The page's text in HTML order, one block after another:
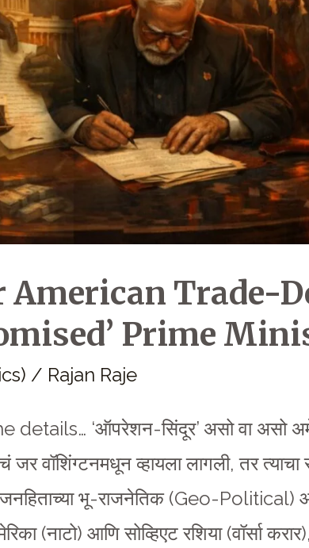
American Trade-
Prime
/ Rajan Raje
‘ऑपरेशन-सिंदूर’ असो वा असो
जर वॉशिंग्टनमधून व्हायला लागली, तर
भू-राजनेतिक (Geo-Political)
(नाटो) आणि सोव्हिएट रशिया (वॉर्सा